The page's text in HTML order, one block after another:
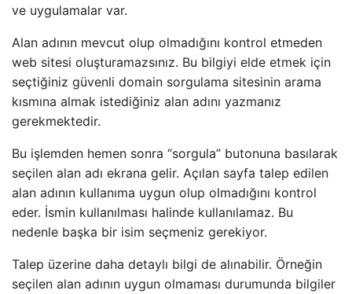
ve uygulamalar var.
Alan adının mevcut olup olmadığını kontrol etmeden
web sitesi oluşturamazsınız. Bu bilgiyi elde etmek için
seçtiğiniz güvenli domain sorgulama sitesinin arama
kısmına almak istediğiniz alan adını yazmanız
gerekmektedir.
Bu işlemden hemen sonra “sorgula” butonuna basılarak
seçilen alan adı ekrana gelir. Açılan sayfa talep edilen
alan adının kullanıma uygun olup olmadığını kontrol
eder. İsmin kullanılması halinde kullanılamaz. Bu
nedenle başka bir isim seçmeniz gerekiyor.
Talep üzerine daha detaylı bilgi de alınabilir. Örneğin
seçilen alan adının uygun olmaması durumunda bilgiler